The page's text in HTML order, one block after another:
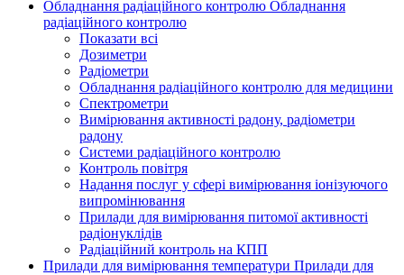
Обладнання радіаційного контролю Обладнання
радіаційного контролю
Показати всі
Дозиметри
Радіометри
Обладнання радіаційного контролю для медицини
Спектрометри
Вимірювання активності радону, радіометри
радону
Системи радіаційного контролю
Контроль повітря
Надання послуг у сфері вимірювання іонізуючого
випромінювання
Прилади для вимірювання питомої активності
радіонуклідів
Радіаційний контроль на КПП
Прилади для вимірювання температури Прилади для